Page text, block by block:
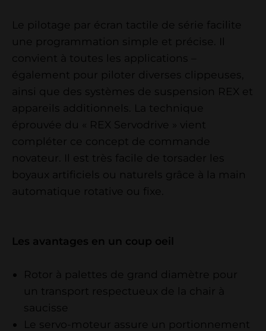
Le pilotage par écran tactile de série facilite
une programmation simple et précise. Il
convient à toutes les applications –
également pour piloter diverses clippeuses,
ainsi que des systèmes de suspension REX et
appareils additionnels. La technique
éprouvée du « REX Servodrive » vient
compléter ce concept de commande
novateur. Il est très facile de torsader les
boyaux artificiels ou naturels grâce à la main
automatique rotative ou fixe.
Les avantages en un coup oeil
Rotor à palettes de grand diamètre pour
un transport respectueux de la chair à
saucisse
Le servo-moteur assure un portionnement